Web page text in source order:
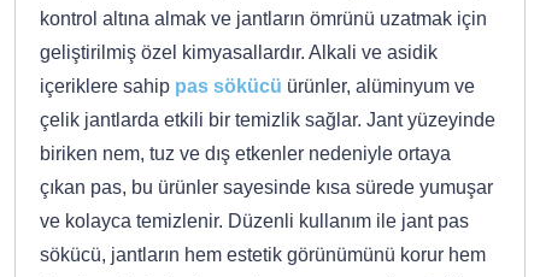
kontrol altına almak ve jantların ömrünü uzatmak için
geliştirilmiş özel kimyasallardır. Alkali ve asidik
içeriklere sahip pas sökücü ürünler, alüminyum ve
çelik jantlarda etkili bir temizlik sağlar. Jant yüzeyinde
biriken nem, tuz ve dış etkenler nedeniyle ortaya
çıkan pas, bu ürünler sayesinde kısa sürede yumuşar
ve kolayca temizlenir. Düzenli kullanım ile jant pas
sökücü, jantların hem estetik görünümünü korur hem